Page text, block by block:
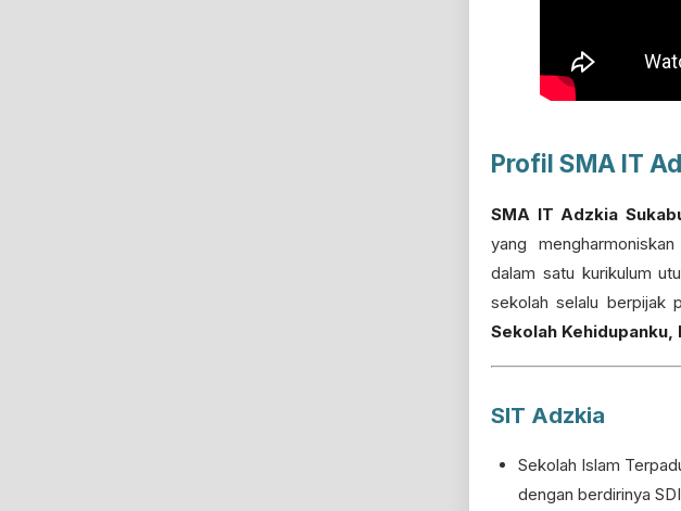
Profil SMA IT
SMA IT Adzkia
yang
dalam satu kurikulum
sekolah selalu berpijak
Sekolah Kehidupanku,
SIT Adzkia
Sekolah Islam
dengan berdirinya